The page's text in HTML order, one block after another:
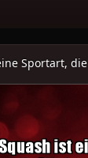
Sportart,